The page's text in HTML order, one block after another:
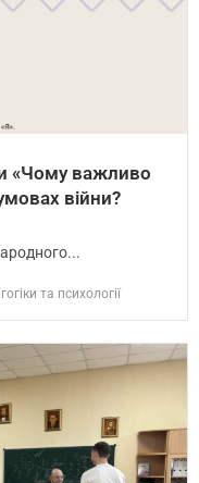
«Чому важливо
війни?
та психології